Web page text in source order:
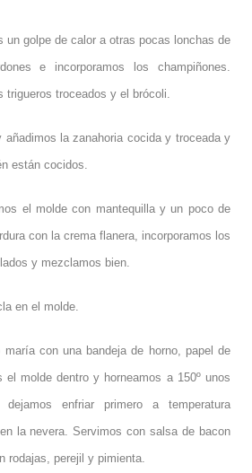
un golpe de calor a otras pocas lonchas de
e incorporamos los champiñones.
trigueros troceados y el brócoli.
añadimos la zanahoria cocida y troceada y
están cocidos.
el molde con mantequilla y un poco de
con la crema flanera, incorporamos los
y mezclamos bien.
en el molde.
maría con una bandeja de horno, papel de
molde dentro y horneamos a 150º unos
enfriar primero a temperatura
la nevera. Servimos con salsa de bacon
rodajas, perejil y pimienta.